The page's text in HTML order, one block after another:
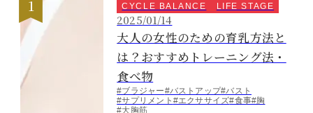
CYCLE BALANCE LIFE STAGE
2025/01/14
大人の女性のための育乳方法と
は？おすすめトレーニング法・
食べ物
#ブラジャー#バストアップ#バスト
#サプリメント #エクササイズ#食事#胸
#大胸筋